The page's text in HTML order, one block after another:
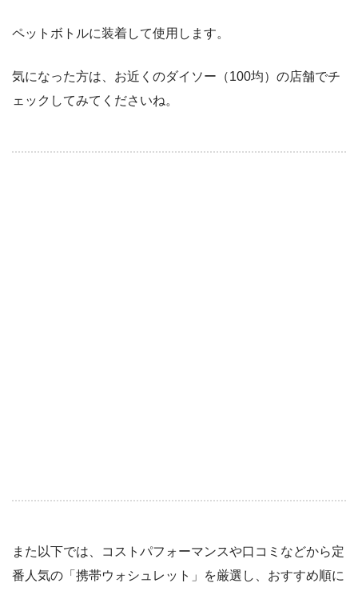
ペットボトルに装着して使用します。
気になった方は、お近くのダイソー（100均）の店舗でチ
ェックしてみてくださいね。
また以下では、コストパフォーマンスや口コミなどから定
番人気の「携帯ウォシュレット」を厳選し、おすすめ順に